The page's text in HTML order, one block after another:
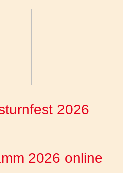
2026
2026 online